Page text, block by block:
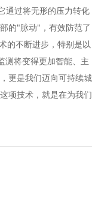
通过将无形的压力转化
的"脉动"，有效防范了
的不断进步，特别是以
测将变得更加智能、主
更是我们迈向可持续城
项技术，就是在为我们